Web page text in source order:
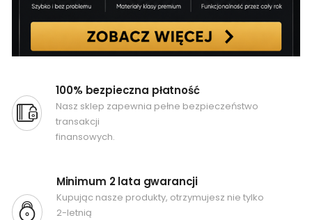
100% bezpieczna płatność
Nasz sklep zapewnia pełne bezpieczeństwo
transakcji
finansowych.
Minimum 2 lata gwarancji
Kupując nasze produkty, otrzymujesz nie tylko
2-letnią